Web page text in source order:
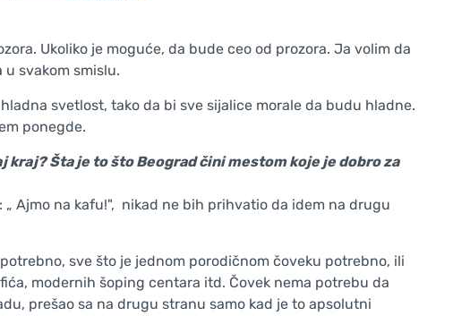
Ukoliko je moguće, da bude ceo od prozora. Ja volim da
svakom smislu.
svetlost, tako da bi sve sijalice morale da budu hladne.
ponegde.
kraj? Šta je to što Beograd čini mestom koje je dobro za
Ajmo na kafu!", nikad ne bih prihvatio da idem na drugu
sve što je jednom porodičnom čoveku potrebno, ili
modernih šoping centara itd. Čovek nema potrebu da
prešao sa na drugu stranu samo kad je to apsolutni